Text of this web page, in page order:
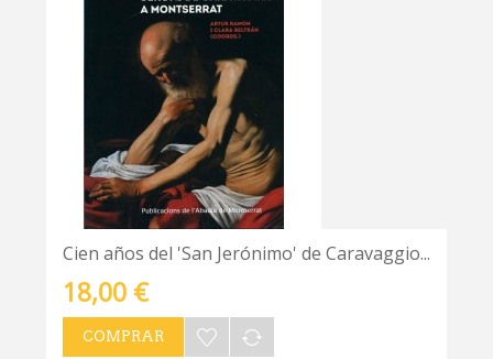
Cien años del 'San Jerónimo' de Caravaggio...
18,00 €
COMPRAR